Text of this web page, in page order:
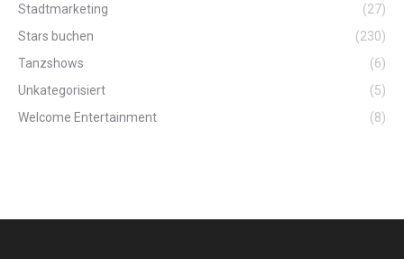
Stadtmarketing
(27)
Stars buchen
(230)
Tanzshows
(6)
Unkategorisiert
(5)
Welcome Entertainment
(8)